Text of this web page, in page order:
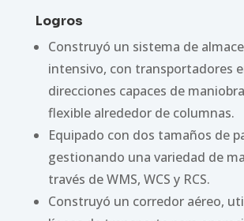
Logros
Construyó un sistema de
intensivo, con transportadores
direcciones capaces de
flexible alrededor de columnas.
Equipado con dos tamaños de
gestionando una variedad de
través de WMS, WCS y RCS.
Construyó un corredor aéreo,